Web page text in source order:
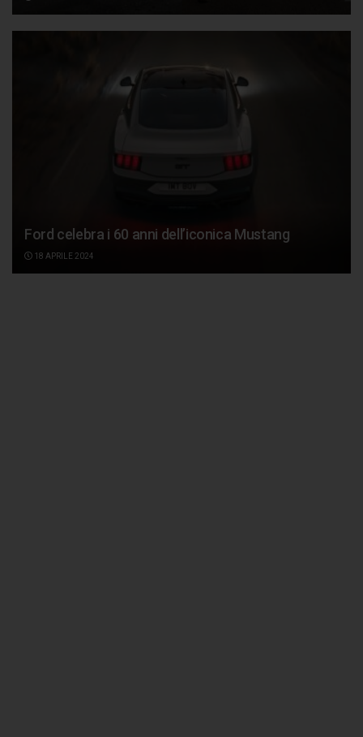
Ford celebra i 60 anni dell’iconica Mustang
18 APRILE 2024